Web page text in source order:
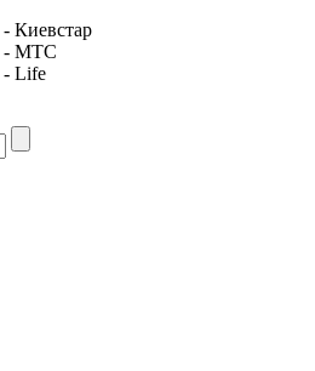
- Киевстар
- MTC
- Life